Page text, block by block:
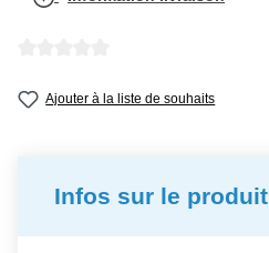
Ajouter à la liste de souhaits
Infos sur le produit